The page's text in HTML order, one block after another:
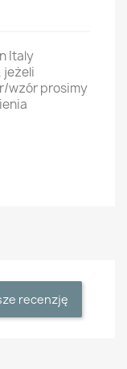
Italy
jeżeli
wzór prosimy
recenzję